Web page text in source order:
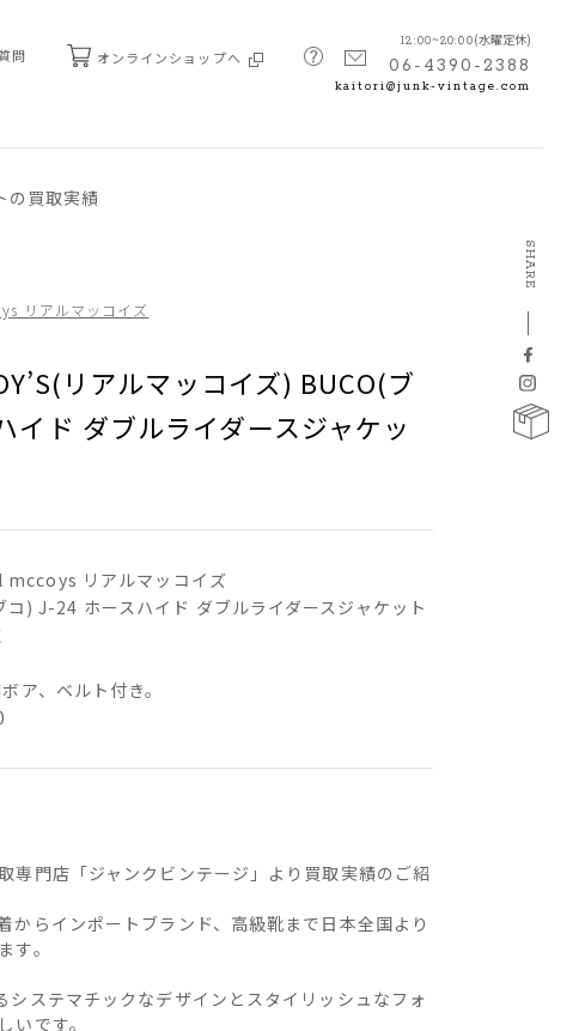
問 オンラインショップへ
12:00~20:00(水曜定休)
06-4390-2388
kaitori@junk-vintage.com
の買取実績
リアルマッコイズ
リアルマッコイズ) BUCO(ブ
イド ダブルライダースジャケッ
リアルマッコイズ
コ) J-24 ホースハイド ダブルライダースジャケット
ア、ベルト付き。
専門店「ジャンクビンテージ」より買取実績のご紹
からインポートブランド、高級靴まで日本全国より
す。
システマチックなデザインとスタイリッシュなフォ
いです。
SHARE